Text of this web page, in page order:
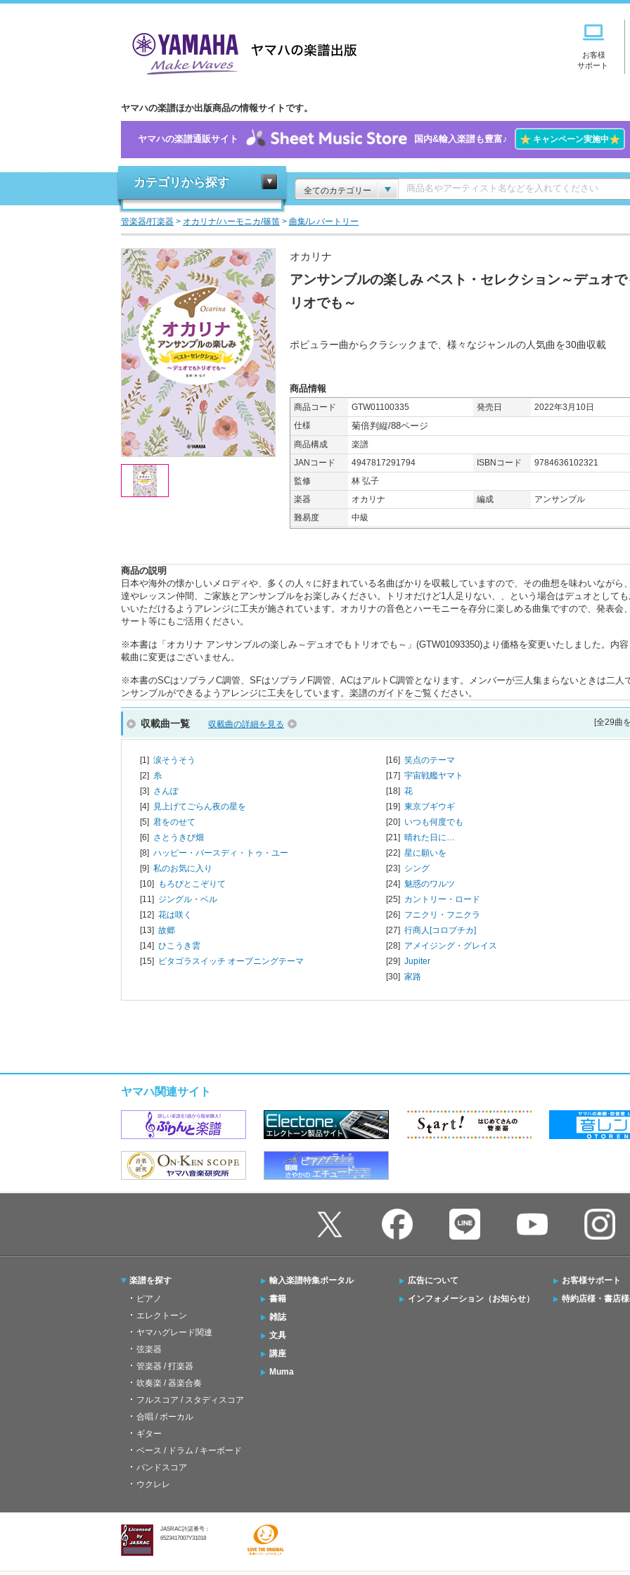
お客様
サポート
ヤマハの楽譜ほか出版商品の情報サイトです。
ヤマハの楽譜通販サイト 国内&輸入楽譜も豊富♪ ★キャンペーン実施中★
カテゴリから探す
全てのカテゴリー
管楽器/打楽器 > オカリナ/ハーモニカ/篠笛 > 曲集/レパートリー
オカリナ
アンサンブルの楽しみ ベスト・セレクション～デュオで
リオでも～
ポピュラー曲からクラシックまで、様々なジャンルの人気曲を30曲収載
商品情報
商品コード GTW01100335 発売日
2022年3月10日
仕様
菊倍判縦/88ページ
商品構成
楽譜
JANコード
4947817291794 ISBNコード
9784636102321
監修
林 弘子
楽器
オカリナ 編成
アンサンブル
難易度
中級
商品の説明
日本や海外の懐かしいメロディや、多くの人々に好まれている名曲ばかりを収載していますので、その曲想を味わいながら
達やレッスン仲間、ご家族とアンサンブルをお楽しみください。トリオだけど1人足りない、、という場合はデュオとしても
いいただけるようアレンジに工夫が施されています。オカリナの音色とハーモニーを存分に楽しめる曲集ですので、発表会
サート等にもご活用ください。
※本書は「オカリナ アンサンブルの楽しみ～デュオでもトリオでも～」(GTW01093350)より価格を変更いたしました。内容
載曲に変更はございません。
※本書のSCはソプラノC調管、SFはソプラノF調管、ACはアルトC調管となります。メンバーが三人集まらないときは二人
ンサンブルができるようアレンジに工夫をしています。楽譜のガイドをご覧ください。
収載曲一覧 収載曲の詳細を見る [全29曲
[1] 涙そうそう
[2] 糸
[3] さんぽ
[4] 見上げてごらん夜の星を
[5] 君をのせて
[6] さとうきび畑
[8] ハッピー・バースディ・トゥ・ユー
[9] 私のお気に入り
[10] もろびとこぞりて
[11] ジングル・ベル
[12] 花は咲く
[13] 故郷
[14] ひこうき雲
[15] ピタゴラスイッチ オープニングテーマ
[16] 笑点のテーマ
[17] 宇宙戦艦ヤマト
[18] 花
[19] 東京ブギウギ
[20] いつも何度でも
[21] 晴れた日に…
[22] 星に願いを
[23] シング
[24] 魅惑のワルツ
[25] カントリー・ロード
[26] フニクリ・フニクラ
[27] 行商人[コロブチカ]
[28] アメイジング・グレイス
[29] Jupiter
[30] 家路
ヤマハ関連サイト
楽譜を探す
ピアノ
エレクトーン
ヤマハグレード関連
弦楽器
管楽器 / 打楽器
吹奏楽 / 器楽合奏
フルスコア / スタディスコア
合唱 / ボーカル
ギター
ベース / ドラム / キーボード
バンドスコア
ウクレレ
輸入楽譜特集ポータル
書籍
雑誌
文具
講座
Muma
広告について
インフォメーション（お知らせ）
お客様サポート
特約店様・書店
JASRAC許諾番号：
6523417007Y31018